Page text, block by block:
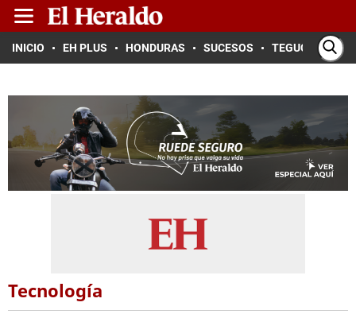
INICIO EH PLUS HONDURAS SUCESOS TEGUCIGALPA
Tecnología